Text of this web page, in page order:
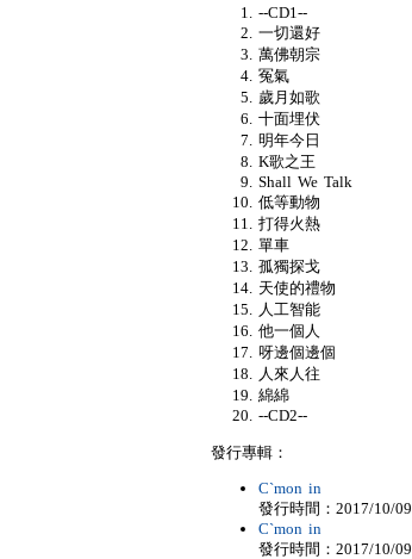
--CD1--
一切還好
萬佛朝宗
冤氣
歲月如歌
十面埋伏
明年今日
K歌之王
Shall We Talk
低等動物
打得火熱
單車
孤獨探戈
天使的禮物
人工智能
他一個人
呀邊個邊個
人來人往
綿綿
--CD2--
發行專輯：
C`mon in
發行時間：2017/10/09
C`mon in
發行時間：2017/10/09